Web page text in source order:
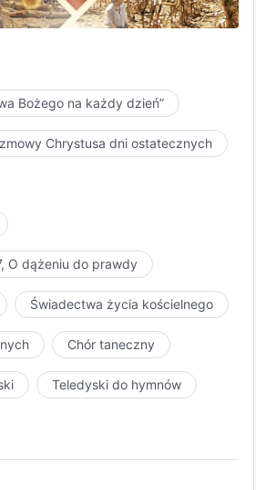
Bożego na każdy dzień”
Chrystusa dni ostatecznych
O dążeniu do prawdy
Świadectwa życia kościelnego
Chór taneczny
Teledyski do hymnów